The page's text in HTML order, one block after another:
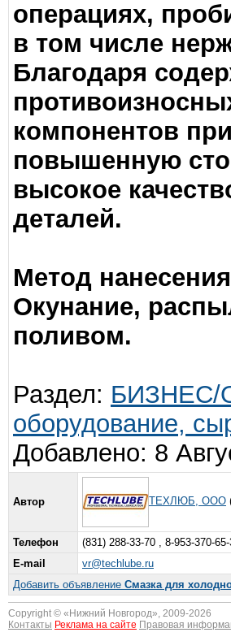
операциях,
в том числе
Благодаря
компонентов
повышенную
высокое
деталей.
Метод
Окунание,
поливом.
Раздел: БИЗНЕС/
оборудование,
Добавлено: 8
Автор ТЕХЛЮБ, ООО
Телефон
(831) 288-33-70 , 8-953-370-
E-mail
vr@techlube.ru
Добавить объявление Смазка для
Copyright © « Нижний Новгород», 2009-2026
Контакты Реклама на сайте Правовая